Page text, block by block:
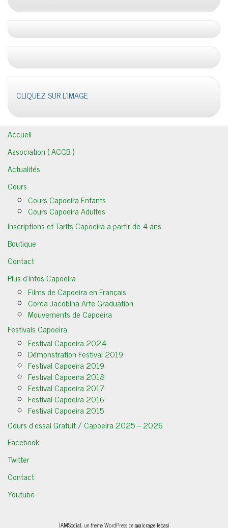
CLIQUEZ SUR L'IMAGE
Accueil
Association ( ACCB )
Actualités
Cours
Cours Capoeira Enfants
Cours Capoeira Adultes
Inscriptions et Tarifs Capoeira a partir de 4 ans
Boutique
Contact
Plus d’infos Capoeira
Films de Capoeira en Français
Corda Jacobina Arte Graduation
Mouvements de Capoeira
Festivals Capoeira
Festival Capoeira 2024
Démonstration Festival 2019
Festival Capoeira 2019
Festival Capoeira 2018
Festival Capoeira 2017
Festival Capoeira 2016
Festival Capoeira 2015
Cours d’essai Gratuit / Capoeira 2025 – 2026
Facebook
Twitter
Contact
Youtube
IAMSocial, un theme WordPress de@aicragellebasi